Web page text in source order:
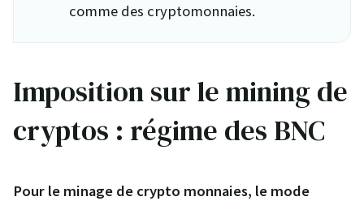
comme des cryptomonnaies.
Imposition sur le mining de
cryptos : régime des BNC
Pour le minage de crypto monnaies, le mode